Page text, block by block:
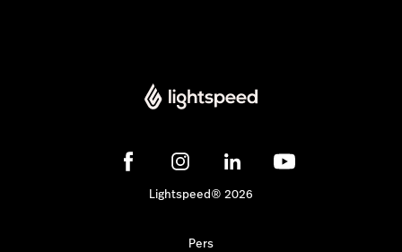
Lightspeed® 2026
Pers